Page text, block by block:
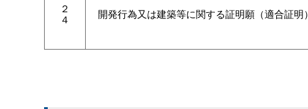
２
４
開発行為又は建築等に関する証明願（適合証明）